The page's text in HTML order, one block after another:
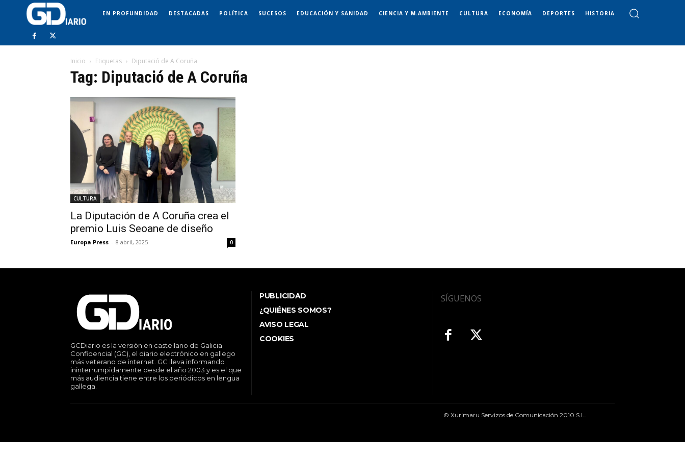
EN PROFUNDIDAD DESTACADAS POLÍTICA SUCESOS EDUCACIÓN Y SANIDAD CIENCIA Y M.AMBIENTE CULTURA ECONOMÍA DEPORTES HISTORIA
Inicio Etiquetas Diputació de A Coruña
Tag: Diputació de A Coruña
CULTURA
La Diputación de A Coruña crea el
premio Luis Seoane de diseño
Europa Press - 8 abril, 2025 0
GCDiario es la versión en castellano de Galicia
Confidencial (GC), el diario electrónico en gallego
más veterano de internet. GC lleva informando
ininterrumpidamente desde el año 2003 y es el que
más audiencia tiene entre los periódicos en lengua
gallega.
PUBLICIDAD
¿QUIÉNES SOMOS?
AVISO LEGAL
COOKIES
SÍGUENOS
© Xurimaru Servizos de Comunicación 2010 S.L.